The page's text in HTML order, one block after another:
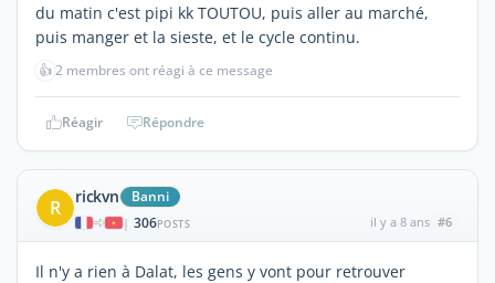
du matin c'est pipi kk TOUTOU, puis aller au marché,
puis manger et la sieste, et le cycle continu.
👍2 membres ont réagi à ce message
Réagir Répondre
R rickvn Banni
| 306POSTS il y a 8 ans #6
Il n'y a rien à Dalat, les gens y vont pour retrouver